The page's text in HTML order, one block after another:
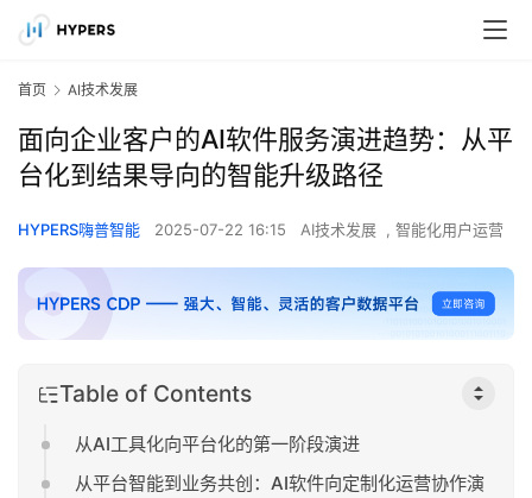
首页 AI技术发展
面向企业客户的AI软件服务演进趋势：从平
台化到结果导向的智能升级路径
HYPERS嗨普智能 2025-07-22 16:15 AI技术发展 , 智能化用户运营
Table of Contents
从AI工具化向平台化的第一阶段演进
从平台智能到业务共创：AI软件向定制化运营协作演